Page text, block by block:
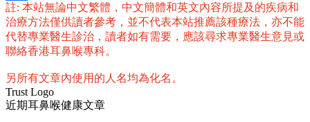
分
享
註: 本站無論中文繁體，中文簡體和英文內容所提及的疾病和
治療方法僅供讀者參考，並不代表本站推薦該種療法，亦不能
代替專業醫生診治，讀者如有需要，應該尋求專業醫生意見或
聯絡香港耳鼻喉專科。
另所有文章內使用的人名均為化名。
Trust Logo
近期耳鼻喉健康文章